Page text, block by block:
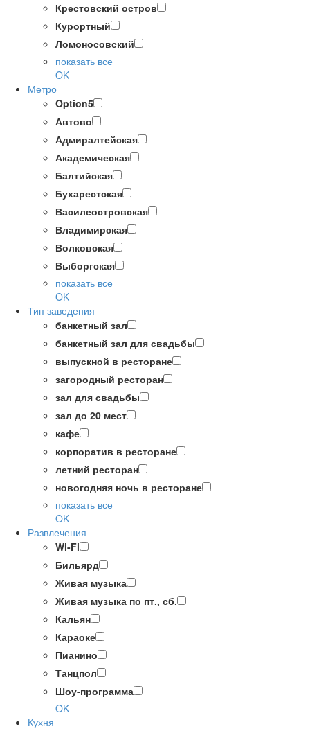
Крестовский остров
Курортный
Ломоносовский
показать все
OK
Метро
Option5
Автово
Адмиралтейская
Академическая
Балтийская
Бухарестская
Василеостровская
Владимирская
Волковская
Выборгская
показать все
OK
Тип заведения
банкетный зал
банкетный зал для свадьбы
выпускной в ресторане
загородный ресторан
зал для свадьбы
зал до 20 мест
кафе
корпоратив в ресторане
летний ресторан
новогодняя ночь в ресторане
показать все
OK
Развлечения
Wi-Fi
Бильярд
Живая музыка
Живая музыка по пт., сб.
Кальян
Караоке
Пианино
Танцпол
Шоу-программа
OK
Кухня